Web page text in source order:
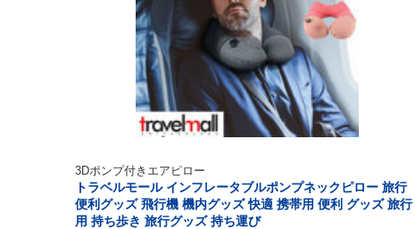
3Dポンプ付きエアピロー
トラベルモール インフレータブルポンプネックピロー 旅行
便利グッズ 飛行機 機内グッズ 快適 携帯用 便利 グッズ 旅行
用 持ち歩き 旅行グッズ 持ち運び